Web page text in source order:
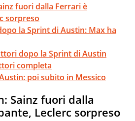
fuori dalla Ferrari è
sorpreso
la Sprint di Austin: Max ha
dopo la Sprint di Austin
completa
poi subito in Messico
Sainz fuori dalla
Leclerc sorpreso